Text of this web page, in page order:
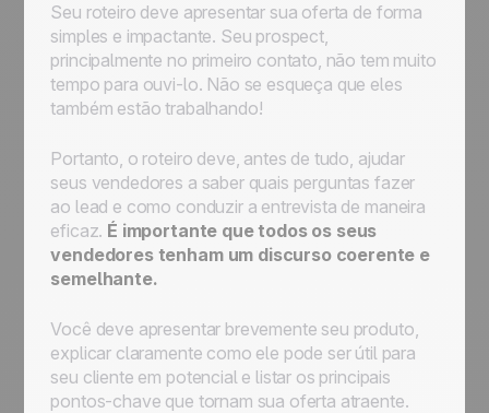
Seu roteiro deve apresentar sua oferta de forma
simples e impactante. Seu prospect,
principalmente no primeiro contato, não tem muito
tempo para ouvi-lo. Não se esqueça que eles
também estão trabalhando!
Portanto, o roteiro deve, antes de tudo, ajudar
seus vendedores a saber quais perguntas fazer
ao lead e como conduzir a entrevista de maneira
eficaz. É importante que todos os seus
vendedores tenham um discurso coerente e
semelhante.
Você deve apresentar brevemente seu produto,
explicar claramente como ele pode ser útil para
seu cliente em potencial e listar os principais
pontos-chave que tornam sua oferta atraente.